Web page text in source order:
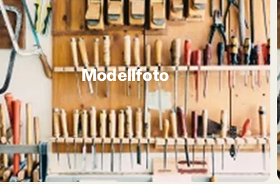
Modellfoto